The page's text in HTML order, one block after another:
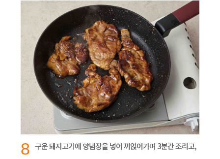
8 구운 돼지고기에 양념장을 넣어 끼얹어가며 3분간 조리고,